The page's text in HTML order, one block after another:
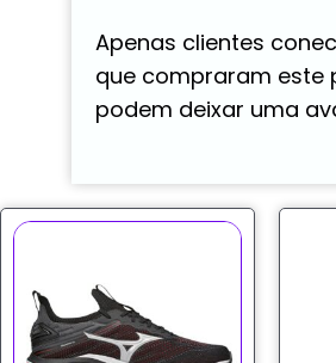
Apenas clientes
que compraram este
podem deixar uma